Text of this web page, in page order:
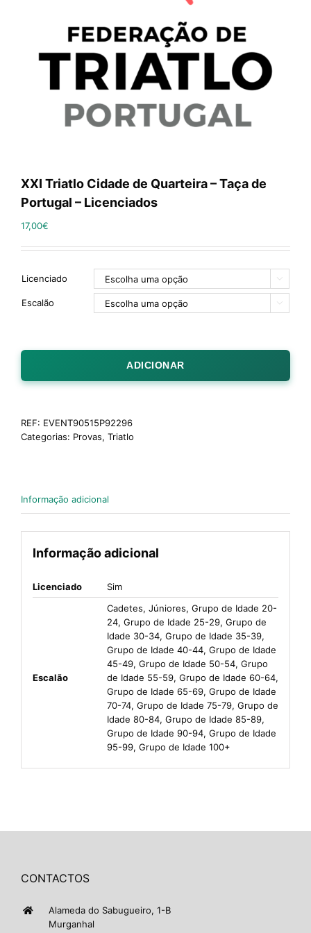
XXI Triatlo Cidade de Quarteira – Taça de
Portugal – Licenciados
17,00€
Licenciado 
Escalão 
ADICIONAR
REF: EVENT90515P92296
Categorias: Provas, Triatlo
Informação adicional
Informação adicional
Licenciado Sim
Escalão
Cadetes, Júniores, Grupo de Idade 20-
24, Grupo de Idade 25-29, Grupo de
Idade 30-34, Grupo de Idade 35-39,
Grupo de Idade 40-44, Grupo de Idade
45-49, Grupo de Idade 50-54, Grupo
de Idade 55-59, Grupo de Idade 60-64,
Grupo de Idade 65-69, Grupo de Idade
70-74, Grupo de Idade 75-79, Grupo de
Idade 80-84, Grupo de Idade 85-89,
Grupo de Idade 90-94, Grupo de Idade
95-99, Grupo de Idade 100+
CONTACTOS
Alameda do Sabugueiro, 1-B
Murganhal